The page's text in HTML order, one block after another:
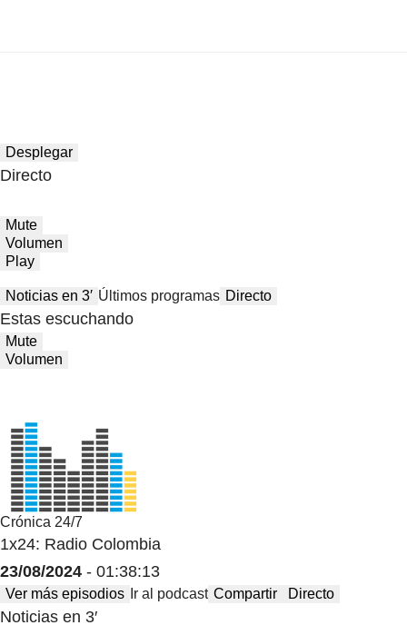
Desplegar
Directo
Mute
Volumen
Play
Noticias en 3′ Últimos programas Directo
Estas escuchando
Mute
Volumen
Crónica 24/7
1x24: Radio Colombia
23/08/2024 - 01:38:13
Ver más episodios Ir al podcast Compartir Directo
Noticias en 3′